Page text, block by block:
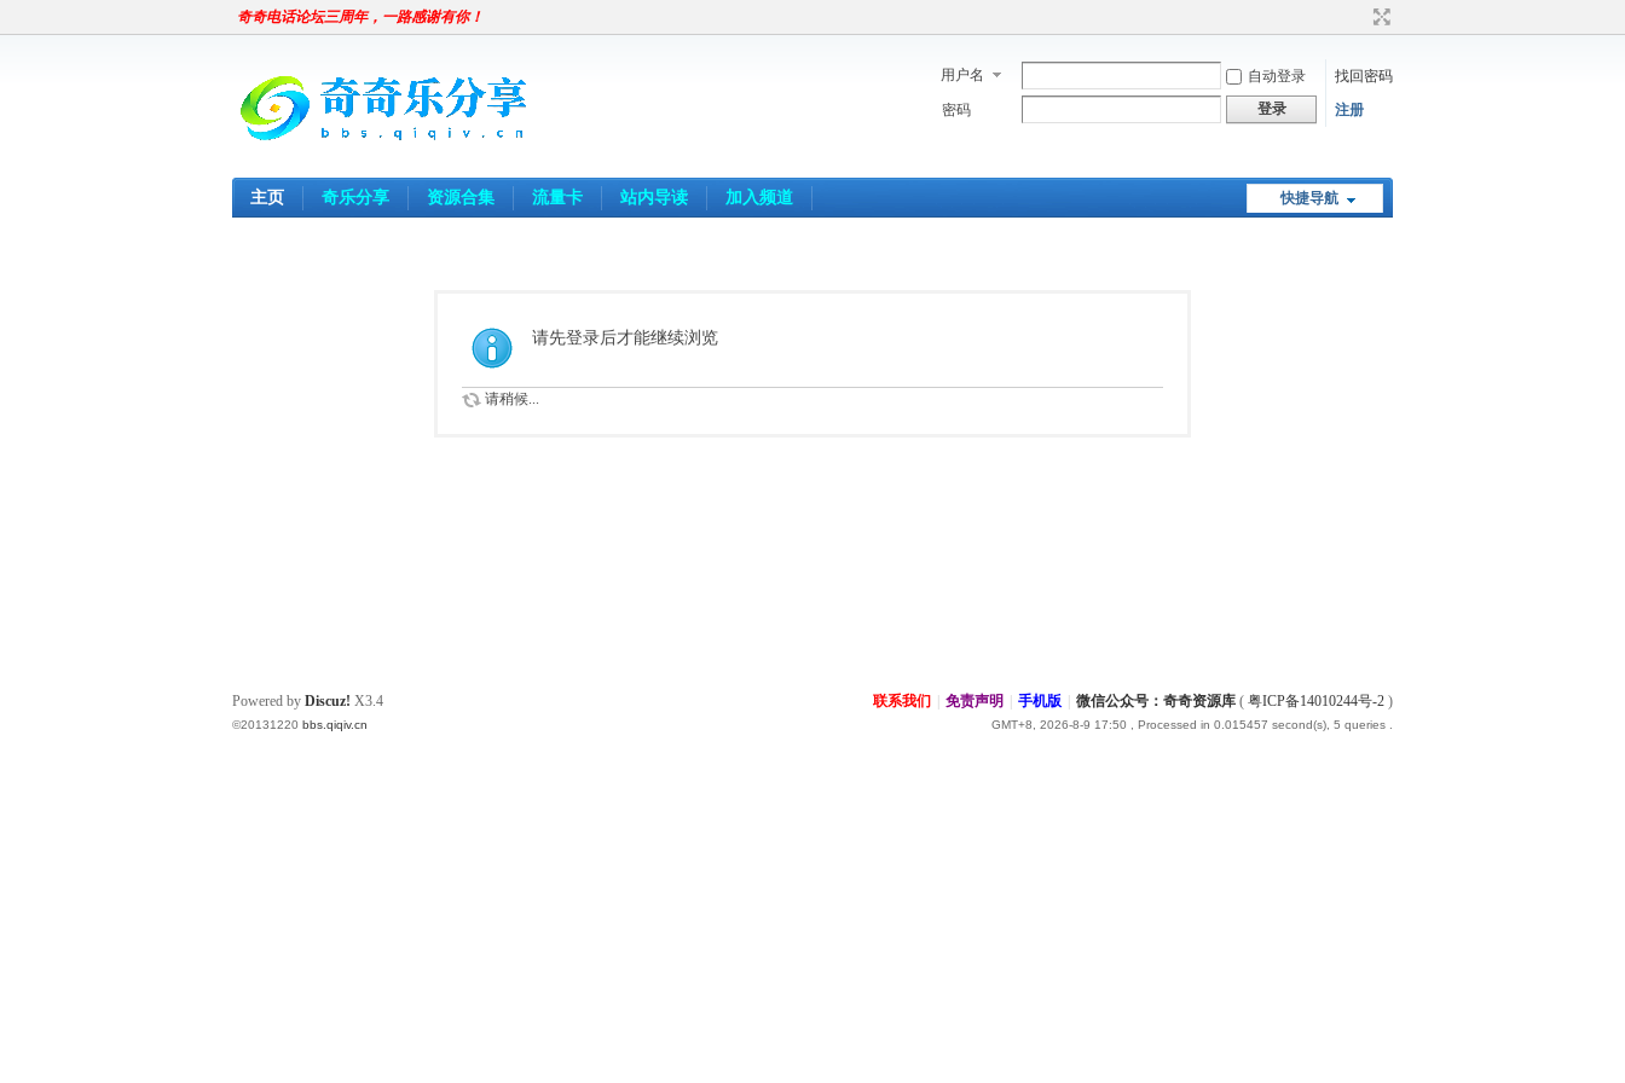
奇奇电话论坛三周年，一路感谢有你！
用户名 自动登录
找回密码
密码
登录 注册
快捷导航
主页 奇乐分享 资源合集 流量卡 站内导读 加入频道
请先登录后才能继续浏览
请稍候...
联系我们 免责声明 手机版 微信公众号：奇奇资源库 ( 粤ICP备14010244号-2 )
GMT+8, 2026-8-9 17:50 , Processed in 0.015457 second(s), 5 queries .
Powered by Discuz! X3.4
©20131220 bbs.qiqiv.cn